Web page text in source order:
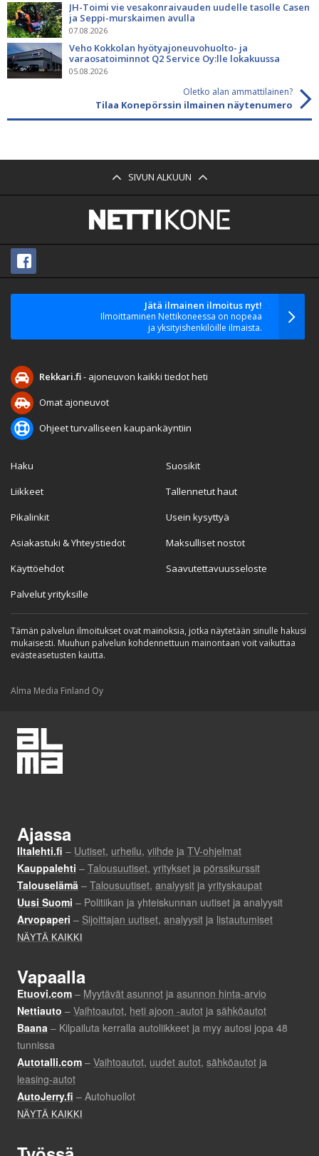
JH-Toimi vie vesakonraivauden uudelle tasolle Casen
ja Seppi-murskaimen avulla
07.08.2026
Veho Kokkolan hyötyajoneuvohuolto- ja
varaosatoiminnot Q2 Service Oy:lle lokakuussa
05.08.2026
Oletko alan ammattilainen?
Tilaa Konepörssin ilmainen näytenumero
SIVUN ALKUUN
Jätä ilmainen ilmoitus nyt!
Ilmoittaminen Nettikoneessa on nopeaa
ja yksityishenkilöille ilmaista.
Rekkari.fi- ajoneuvon kaikki tiedot heti
Omat ajoneuvot
Ohjeet turvalliseen kaupankäyntiin
Haku
Liikkeet
Pikalinkit
Asiakastuki & Yhteystiedot
Käyttöehdot
Palvelut yrityksille
Suosikit
Tallennetut haut
Usein kysyttyä
Maksulliset nostot
Saavutettavuusseloste
Tämän palvelun ilmoitukset ovat mainoksia, jotka näytetään sinulle hakusi
mukaisesti. Muuhun palvelun kohdennettuun mainontaan voit vaikuttaa
evästeasetusten kautta.
Alma Media Finland Oy